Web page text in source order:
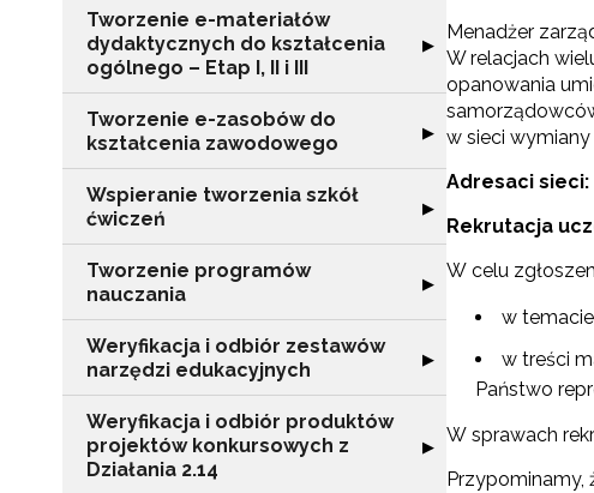
Tworzenie e-materiałów
dydaktycznych do kształcenia
ogólnego – Etap I, II i III
Rozwiń sekcję
▶
Tworzenie e-zasobów do
kształcenia zawodowego
Rozwiń sekcję
▶
Wspieranie tworzenia szkół
ćwiczeń
Rozwiń sekcję
▶
Tworzenie programów
nauczania
Rozwiń sekcję
▶
Weryfikacja i odbiór zestawów
narzędzi edukacyjnych
Rozwiń sekcję
▶
Weryfikacja i odbiór produktów
projektów konkursowych z
Działania 2.14
Rozwiń sekcję
▶
Menadżer
W relacjach
opanowania
w sieci
Adresaci sieci:
Rekrutacja
W celu
w
w treści
Państwo
W sprawach
Przypominamy,